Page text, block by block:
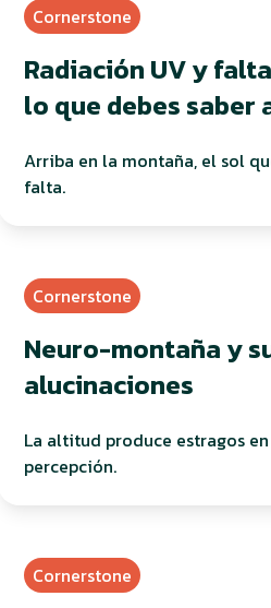
Cornerstone
Radiación UV y
lo que debes saber
Arriba en la montaña, el sol
falta.
Cornerstone
Neuro-montaña y
alucinaciones
La altitud produce estragos
percepción.
Cornerstone